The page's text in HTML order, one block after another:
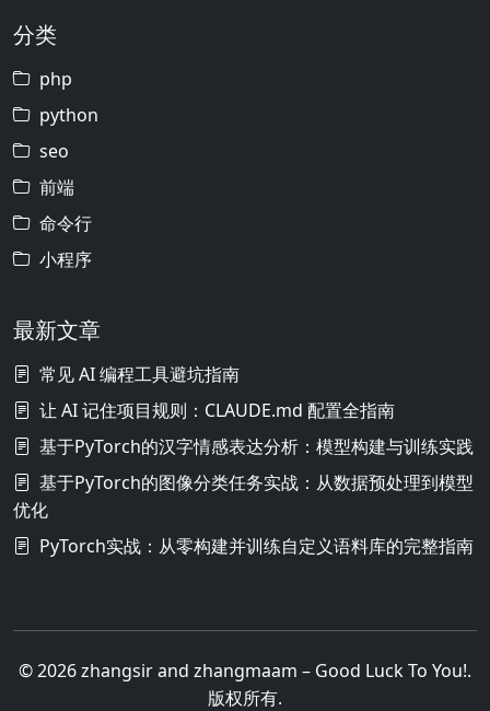
分类
php
python
seo
前端
命令行
小程序
最新文章
常见 AI 编程工具避坑指南
让 AI 记住项目规则：CLAUDE.md 配置全指南
基于PyTorch的汉字情感表达分析：模型构建与训练实践
基于PyTorch的图像分类任务实战：从数据预处理到模型
优化
PyTorch实战：从零构建并训练自定义语料库的完整指南
© 2026 zhangsir and zhangmaam – Good Luck To You!.
版权所有.